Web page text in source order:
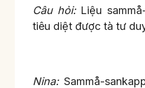
Câu hỏi:Liệu
tiêu diệt được tà tư
Nina:Sammå-